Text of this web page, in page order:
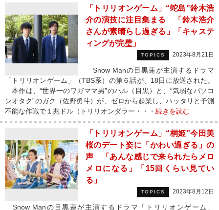
「トリリオンゲーム」“蛇島”鈴木浩
介の演技に注目集まる 「鈴木浩介
さんが素晴らし過ぎる」「キャステ
ィングが完璧」
TOPICS 2023年8月21日
Snow Manの目黒蓮が主演するドラマ
「トリリオンゲーム」（TBS系）の第６話が、18日に放送された。
本作は、“世界一のワガママ男”のハル（目黒）と、“気弱なパソコ
ンオタク”のガク（佐野勇斗）が、ゼロから起業し、ハッタリと予測
不能な作戦で１兆ドル（トリリオンダラー・・・ 続きを読む
「トリリオンゲーム」“桐姫”今田美
桜のデート姿に「かわい過ぎる」の
声 「あんな感じで来られたらメロ
メロになる」「15回くらい見てい
る」
TOPICS 2023年8月12日
Snow Manの目黒蓮が主演するドラマ「トリリオンゲーム」